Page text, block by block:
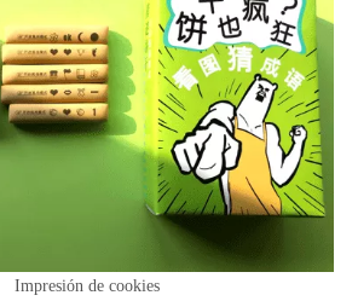
Impresión de cookies